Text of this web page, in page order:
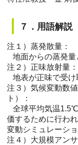
７．用語解説
注１）蒸発散量：
地面からの蒸発量
注２）正味放射量：
地表が正味で受け
注３）気候変動数
ト）：
全球平均気温
価するために行わ
変動シミュレーショ
注４）大規模アン